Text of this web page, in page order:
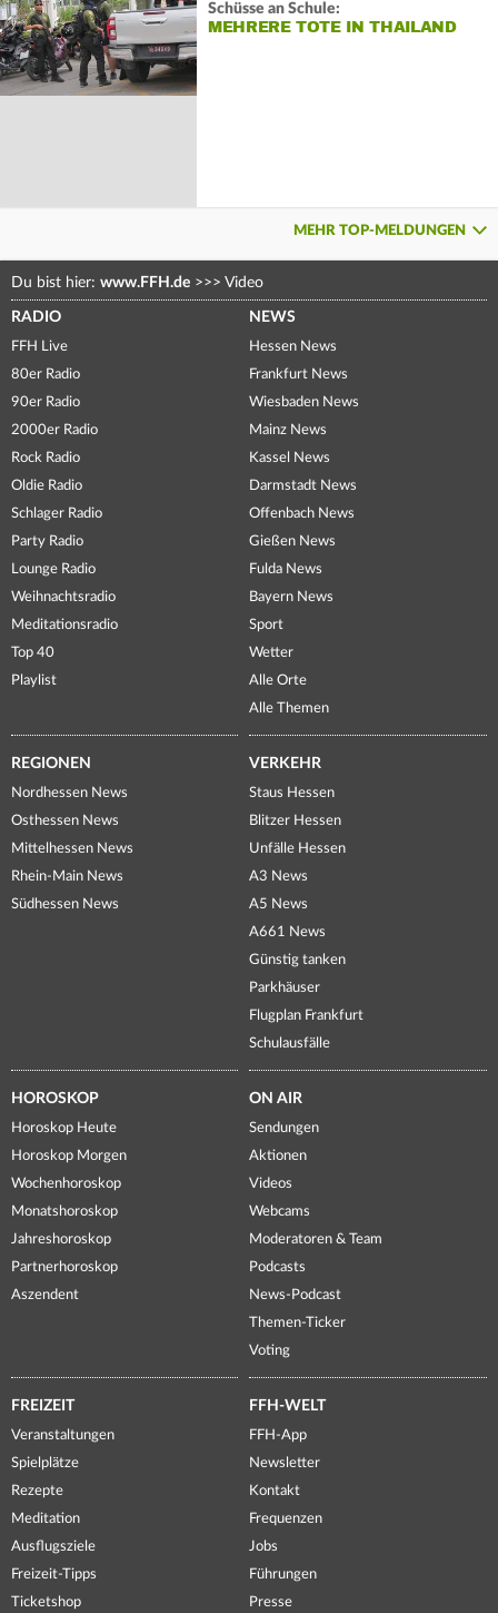
Schüsse an Schule:
MEHRERE TOTE IN THAILAND
MEHR TOP-MELDUNGEN
Du bist hier: www.FFH.de >>> Video
RADIO
FFH Live
80er Radio
90er Radio
2000er Radio
Rock Radio
Oldie Radio
Schlager Radio
Party Radio
Lounge Radio
Weihnachtsradio
Meditationsradio
Top 40
Playlist
NEWS
Hessen News
Frankfurt News
Wiesbaden News
Mainz News
Kassel News
Darmstadt News
Offenbach News
Gießen News
Fulda News
Bayern News
Sport
Wetter
Alle Orte
Alle Themen
REGIONEN
Nordhessen News
Osthessen News
Mittelhessen News
Rhein-Main News
Südhessen News
VERKEHR
Staus Hessen
Blitzer Hessen
Unfälle Hessen
A3 News
A5 News
A661 News
Günstig tanken
Parkhäuser
Flugplan Frankfurt
Schulausfälle
HOROSKOP
Horoskop Heute
Horoskop Morgen
Wochenhoroskop
Monatshoroskop
Jahreshoroskop
Partnerhoroskop
Aszendent
ON AIR
Sendungen
Aktionen
Videos
Webcams
Moderatoren & Team
Podcasts
News-Podcast
Themen-Ticker
Voting
FREIZEIT
Veranstaltungen
Spielplätze
Rezepte
Meditation
Ausflugsziele
Freizeit-Tipps
Ticketshop
FFH-WELT
FFH-App
Newsletter
Kontakt
Frequenzen
Jobs
Führungen
Presse